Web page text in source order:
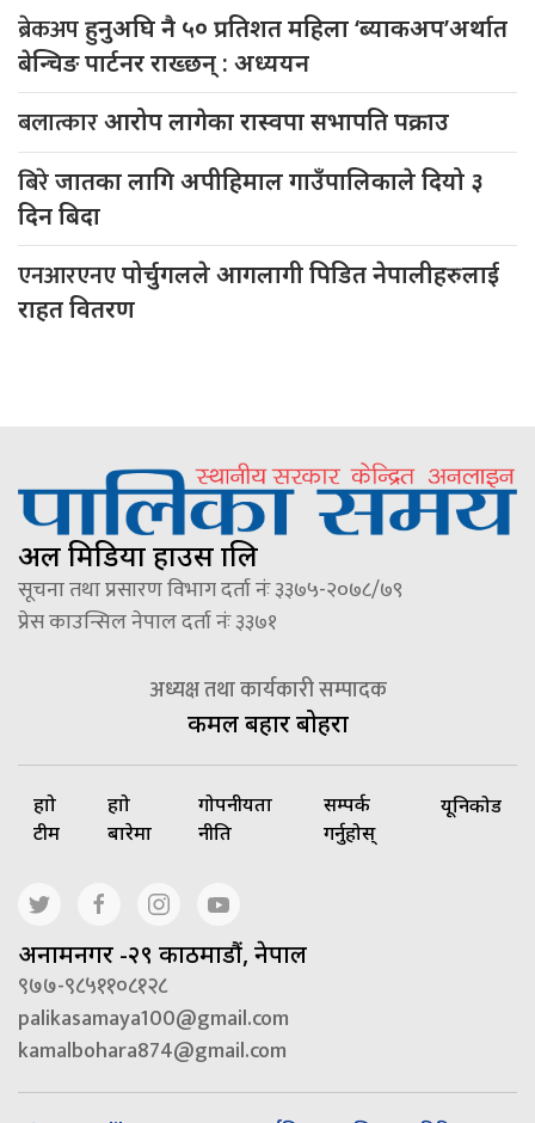
ब्रेकअपहुनुअघि नै ५० प्रतिशत महिला ‘ब्याकअप’अर्थात
बेन्चिङ पार्टनर राख्छन् : अध्ययन
बलात्कारआरोप लागेका रास्वपा सभापति पक्राउ
बिरेजातका लागि अपीहिमाल गाउँपालिकाले दियो ३
दिन बिदा
एनआरएनएपोर्चुगलले आगलागी पिडित नेपालीहरुलाई
राहत वितरण
अल मिडिया हाउस प्रालि
सूचना तथा प्रसारण विभाग दर्ता नंः ३३७५-२०७८/७९
प्रेस काउन्सिल नेपाल दर्ता नंः ३३७१
अध्यक्ष तथा कार्यकारी सम्पादक
कमल बहादुर बोहरा
हाम्रो
टीम
हाम्रो
बारेमा
गोपनीयता
नीति
सम्पर्क
गर्नुहोस्
यूनिकोड
अनामनगर -२९ काठमाडौं, नेपाल
९७७-९८५११०८१२८
palikasamaya100@gmail.com
kamalbohara874@gmail.com